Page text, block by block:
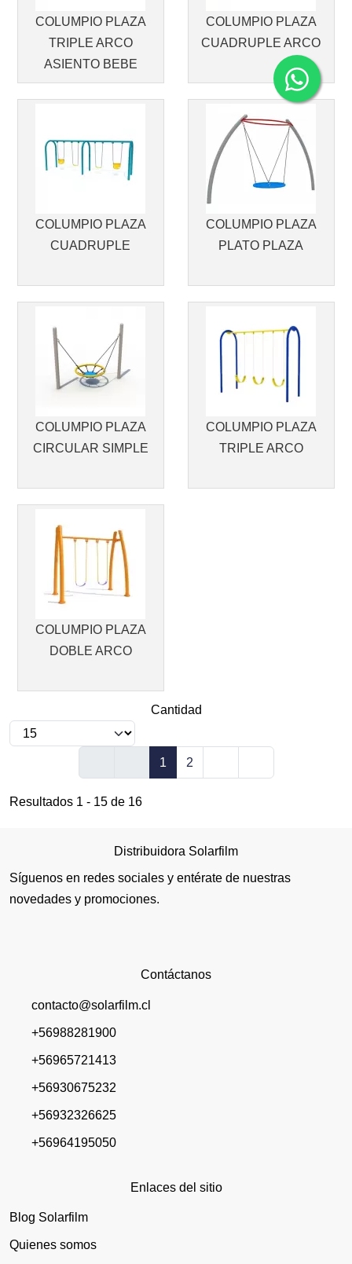
COLUMPIO PLAZA
TRIPLE ARCO
ASIENTO BEBE
COLUMPIO PLAZA
CUADRUPLE ARCO
COLUMPIO PLAZA
CUADRUPLE
COLUMPIO PLAZA
PLATO PLAZA
COLUMPIO PLAZA
CIRCULAR SIMPLE
COLUMPIO PLAZA
TRIPLE ARCO
COLUMPIO PLAZA
DOBLE ARCO
Cantidad
1 2
Resultados 1 - 15 de 16
Distribuidora Solarfilm
Síguenos en redes sociales y entérate de nuestras
novedades y promociones.
Contáctanos
contacto@solarfilm.cl
+56988281900
+56965721413
+56930675232
+56932326625
+56964195050
Enlaces del sitio
Blog Solarfilm
Quienes somos